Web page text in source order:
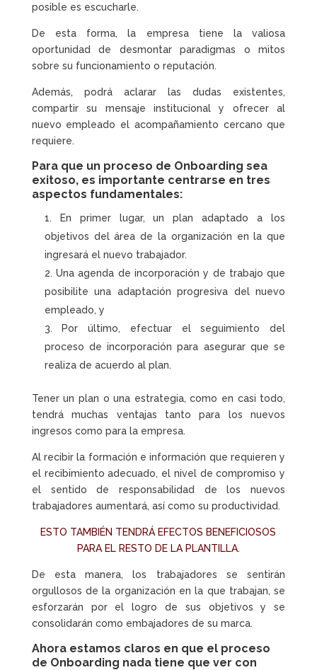
posible es escucharle.
De esta forma, la empresa tiene la valiosa
oportunidad de desmontar paradigmas o mitos
sobre su funcionamiento o reputación.
Además, podrá aclarar las dudas existentes,
compartir su mensaje institucional y ofrecer al
nuevo empleado el acompañamiento cercano que
requiere.
Para que un proceso de Onboarding sea
exitoso, es importante centrarse en tres
aspectos fundamentales:
En primer lugar, un plan adaptado a los
objetivos del área de la organización en la que
ingresará el nuevo trabajador.
Una agenda de incorporación y de trabajo que
posibilite una adaptación progresiva del nuevo
empleado, y
Por último, efectuar el seguimiento del
proceso de incorporación para asegurar que se
realiza de acuerdo al plan.
Tener un plan o una estrategia, como en casi todo,
tendrá muchas ventajas tanto para los nuevos
ingresos como para la empresa.
Al recibir la formación e información que requieren y
el recibimiento adecuado, el nivel de compromiso y
el sentido de responsabilidad de los nuevos
trabajadores aumentará, así como su productividad.
ESTO TAMBIÉN TENDRÁ EFECTOS BENEFICIOSOS
PARA EL RESTO DE LA PLANTILLA.
De esta manera, los trabajadores se sentirán
orgullosos de la organización en la que trabajan, se
esforzarán por el logro de sus objetivos y se
consolidarán como embajadores de su marca.
Ahora estamos claros en que el proceso
de Onboarding nada tiene que ver con